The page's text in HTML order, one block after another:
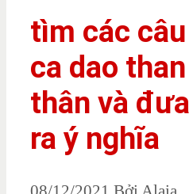
tìm các câu
ca dao than
thân và đưa
ra ý nghĩa